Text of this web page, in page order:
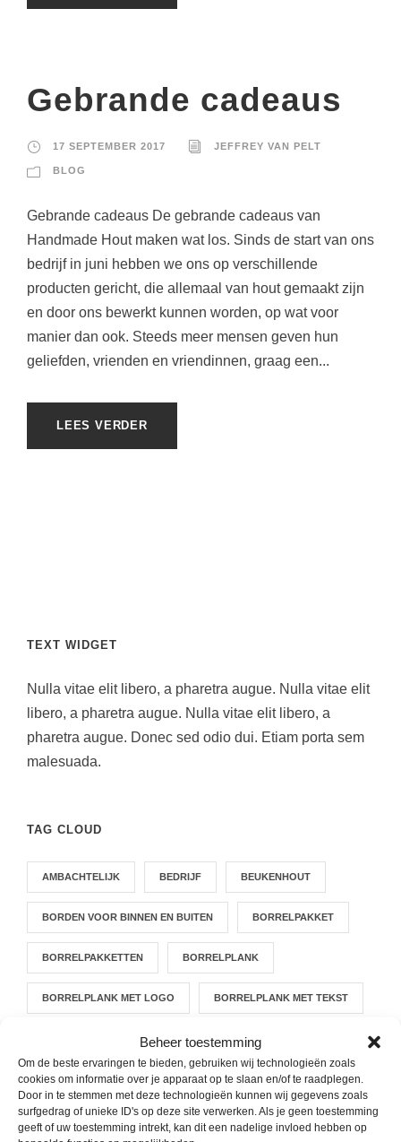
Beheer toestemming
Om de beste ervaringen te bieden, gebruiken wij technologieën zoals
cookies om informatie over je apparaat op te slaan en/of te raadplegen.
Door in te stemmen met deze technologieën kunnen wij gegevens zoals
surfgedrag of unieke ID's op deze site verwerken. Als je geen toestemming
geeft of uw toestemming intrekt, kan dit een nadelige invloed hebben op
Gebrande cadeaus
17 SEPTEMBER 2017 JEFFREY VAN PELT
BLOG
Gebrande cadeaus De gebrande cadeaus van
Handmade Hout maken wat los. Sinds de start van ons
bedrijf in juni hebben we ons op verschillende
producten gericht, die allemaal van hout gemaakt zijn
en door ons bewerkt kunnen worden, op wat voor
manier dan ook. Steeds meer mensen geven hun
geliefden, vrienden en vriendinnen, graag een...
LEES VERDER
TEXT WIDGET
Nulla vitae elit libero, a pharetra augue. Nulla vitae elit
libero, a pharetra augue. Nulla vitae elit libero, a
pharetra augue. Donec sed odio dui. Etiam porta sem
malesuada.
TAG CLOUD
AMBACHTELIJK BEDRIJF BEUKENHOUT
BORDEN VOOR BINNEN EN BUITEN BORRELPAKKET
BORRELPAKKETTEN BORRELPLANK
BORRELPLANK MET LOGO BORRELPLANK MET TEKST
CREATIEF BEZIG ZIJN GEEFT RUST
DOUGLAS EIGEN BORRELPLANK ONTWERPEN
EIGEN ONTWERP EIKEN GEFREESD